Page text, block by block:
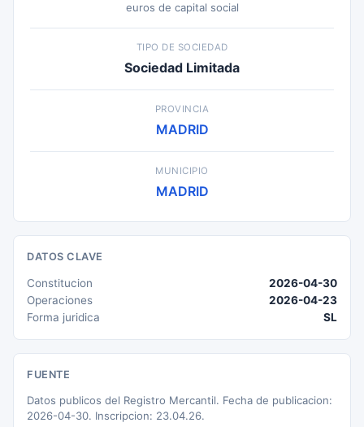
euros de capital social
TIPO DE SOCIEDAD
Sociedad Limitada
PROVINCIA
MADRID
MUNICIPIO
MADRID
DATOS CLAVE
Constitucion
2026-04-30
Operaciones
2026-04-23
Forma juridica
SL
FUENTE
Datos publicos del Registro Mercantil. Fecha de publicacion:
2026-04-30. Inscripcion: 23.04.26.